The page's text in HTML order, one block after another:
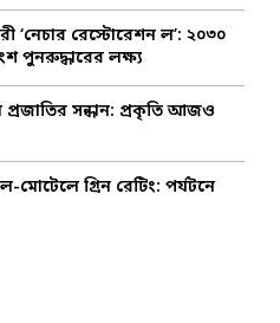
‘নেচার রেস্টোরেশন ল’: ২০৩০
পুনরুদ্ধারের লক্ষ্য
সন্ধান: প্রকৃতি আজও
গ্রিন রেটিং: পর্যটনে